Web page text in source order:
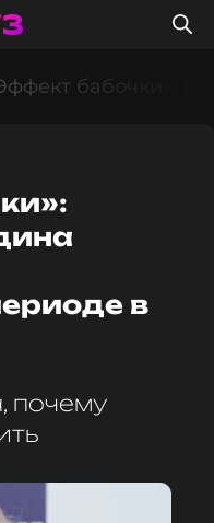
бабочки»:
в
почему